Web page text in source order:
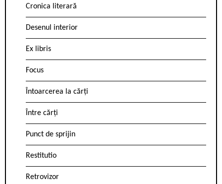
Cronica literară
Desenul interior
Ex libris
Focus
Întoarcerea la cărți
Între cărți
Punct de sprijin
Restitutio
Retrovizor